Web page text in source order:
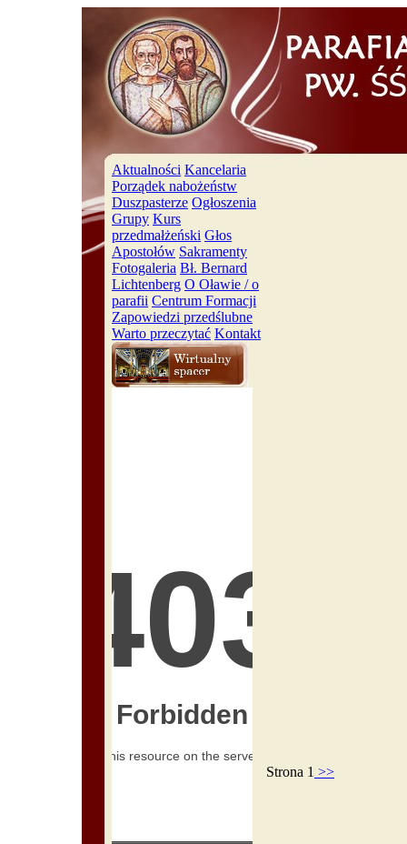
Aktualności Kancelaria
Porządek nabożeństw
Duszpasterze Ogłoszenia
Grupy Kurs
przedmałżeński Głos
Apostołów Sakramenty
Fotogaleria Bł. Bernard
Lichtenberg O Oławie / o
parafii Centrum Formacji
Zapowiedzi przedślubne
Warto przeczytać Kontakt
Strona 1 >>